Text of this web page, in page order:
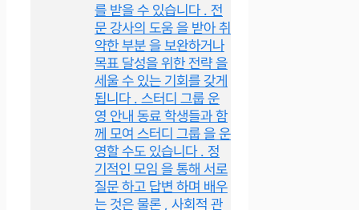
를 받을 수 있습니다 . 전
문 강사의 도움 을 받아 취
약한 부분 을 보완하거나
목표 달성을 위한 전략 을
세울 수 있는 기회를 갖게
됩니다 . 스터디 그룹 운
영 안내 동료 학생들과 함
께 모여 스터디 그룹 을 운
영할 수도 있습니다 . 정
기적인 모임 을 통해 서로
질문 하고 답변 하며 배우
는 것은 물론 , 사회적 관